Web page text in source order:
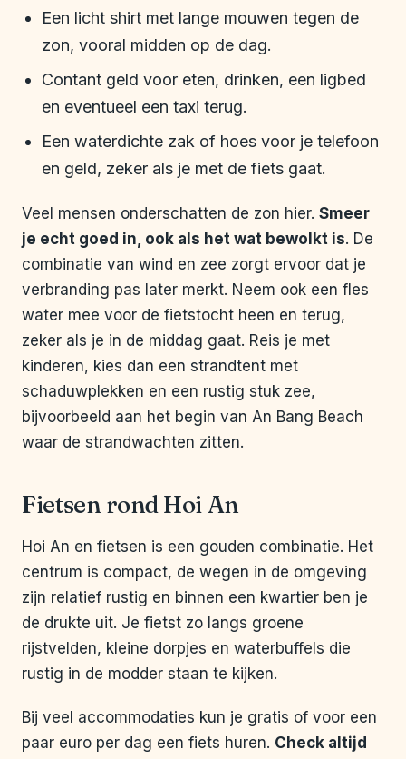
Een licht shirt met lange mouwen tegen de
zon, vooral midden op de dag.
Contant geld voor eten, drinken, een ligbed
en eventueel een taxi terug.
Een waterdichte zak of hoes voor je telefoon
en geld, zeker als je met de fiets gaat.
Veel mensen onderschatten de zon hier. Smeer
je echt goed in, ook als het wat bewolkt is. De
combinatie van wind en zee zorgt ervoor dat je
verbranding pas later merkt. Neem ook een fles
water mee voor de fietstocht heen en terug,
zeker als je in de middag gaat. Reis je met
kinderen, kies dan een strandtent met
schaduwplekken en een rustig stuk zee,
bijvoorbeeld aan het begin van An Bang Beach
waar de strandwachten zitten.
Fietsen rond Hoi An
Hoi An en fietsen is een gouden combinatie. Het
centrum is compact, de wegen in de omgeving
zijn relatief rustig en binnen een kwartier ben je
de drukte uit. Je fietst zo langs groene
rijstvelden, kleine dorpjes en waterbuffels die
rustig in de modder staan te kijken.
Bij veel accommodaties kun je gratis of voor een
paar euro per dag een fiets huren. Check altijd